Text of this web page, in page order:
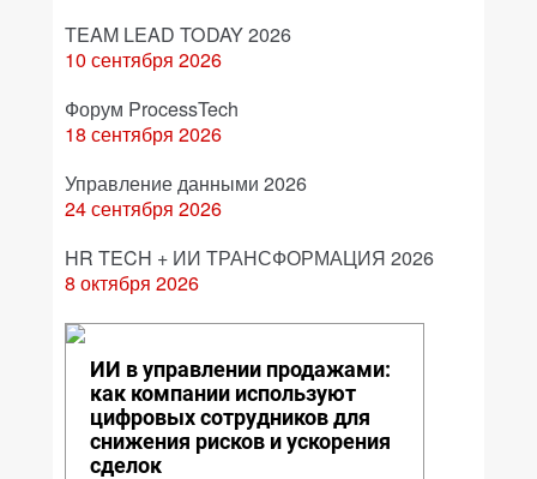
TEAM LEAD TODAY 2026
10 сентября 2026
Форум ProcessTech
18 сентября 2026
Управление данными 2026
24 сентября 2026
HR TECH + ИИ ТРАНСФОРМАЦИЯ 2026
8 октября 2026
ИИ в управлении продажами:
как компании используют
цифровых сотрудников для
снижения рисков и ускорения
сделок